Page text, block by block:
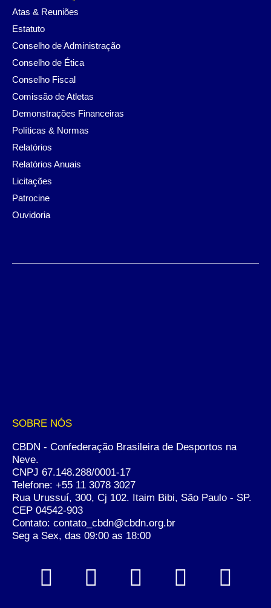
Atas & Reuniões
Estatuto
Conselho de Administração
Conselho de Ética
Conselho Fiscal
Comissão de Atletas
Demonstrações Financeiras
Políticas & Normas
Relatórios
Relatórios Anuais
Licitações
Patrocine
Ouvidoria
SOBRE NÓS
CBDN - Confederação Brasileira de Desportos na
Neve.
CNPJ 67.148.288/0001-17
Telefone: +55 11 3078 3027
Rua Urussuí, 300, Cj 102. Itaim Bibi, São Paulo - SP.
CEP 04542-903
Contato: contato_cbdn@cbdn.org.br
Seg a Sex, das 09:00 as 18:00